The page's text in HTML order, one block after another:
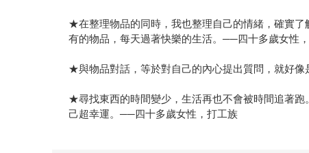
★在整理物品的同時，我也整理自己的情緒，確實
有的物品，每天過著快樂的生活。──四十多歲女性
★與物品對話，等於對自己的內心提出質問，就好
★尋找東西的時間變少，生活再也不會被時間追著
己超幸運。──四十多歲女性，打工族